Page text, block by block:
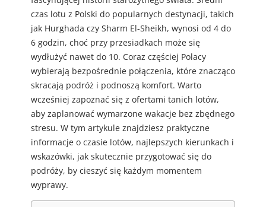
czas lotu z Polski do popularnych destynacji, takich
jak Hurghada czy Sharm El-Sheikh, wynosi od 4 do
6 godzin, choć przy przesiadkach może się
wydłużyć nawet do 10. Coraz częściej Polacy
wybierają bezpośrednie połączenia, które znacząco
skracają podróż i podnoszą komfort. Warto
wcześniej zapoznać się z ofertami tanich lotów,
aby zaplanować wymarzone wakacje bez zbędnego
stresu. W tym artykule znajdziesz praktyczne
informacje o czasie lotów, najlepszych kierunkach i
wskazówki, jak skutecznie przygotować się do
podróży, by cieszyć się każdym momentem
wyprawy.